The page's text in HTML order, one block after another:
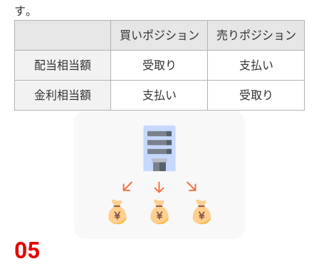
す。
買いポジション 売りポジション
配当相当額 受取り 支払い
金利相当額 支払い 受取り